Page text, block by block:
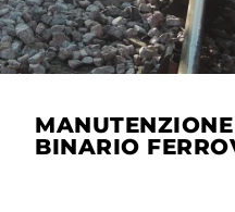
BINARIO